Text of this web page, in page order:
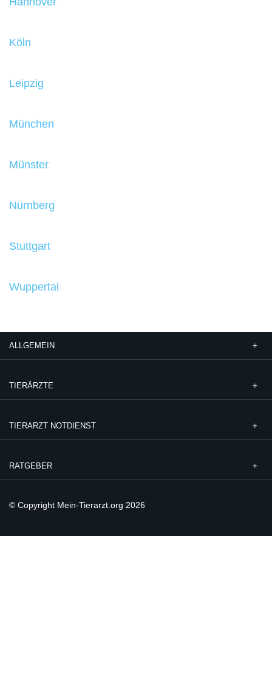
Köln
Leipzig
München
Münster
Nürnberg
Stuttgart
Wuppertal
ALLGEMEIN
TIERÄRZTE
TIERARZT NOTDIENST
RATGEBER
© Copyright Mein-Tierarzt.org 2026